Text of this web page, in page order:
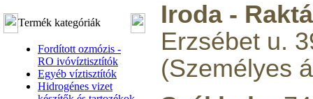
Termék kategóriák
Fordított ozmózis -
RO ivóvíztisztítók
Egyéb víztisztítók
Hidrogénes vizet
Iroda -
Erzsébet u.
(Személyes